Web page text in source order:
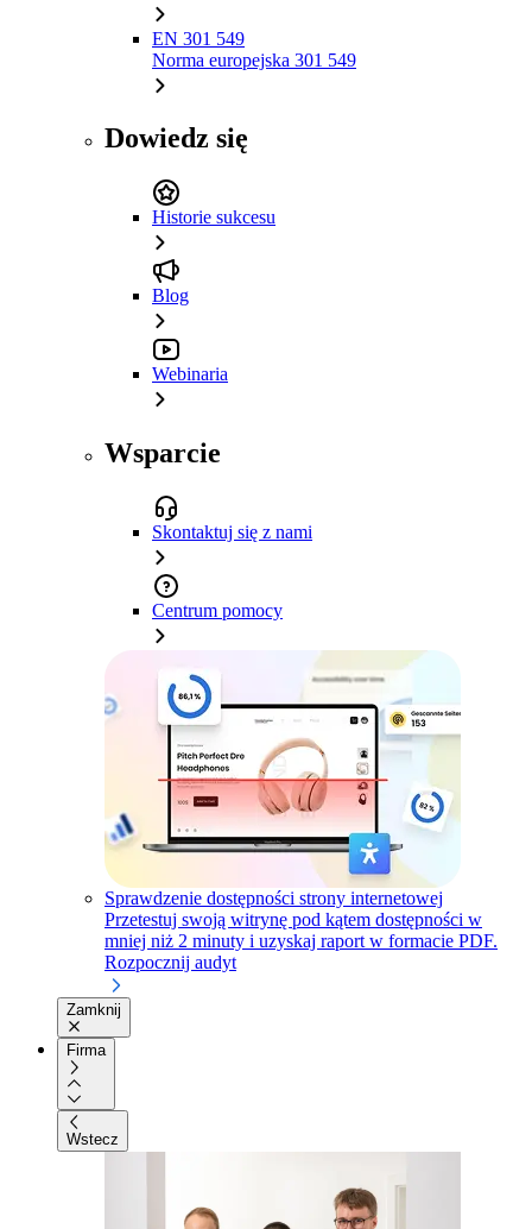
EN 301 549
Norma europejska 301 549
Dowiedz się
Historie sukcesu
Blog
Webinaria
Wsparcie
Skontaktuj się z nami
Centrum pomocy
Sprawdzenie dostępności strony internetowej
Przetestuj swoją witrynę pod kątem dostępności w
mniej niż 2 minuty i uzyskaj raport w formacie PDF.
Rozpocznij audyt
Zamknij
Firma
Wstecz